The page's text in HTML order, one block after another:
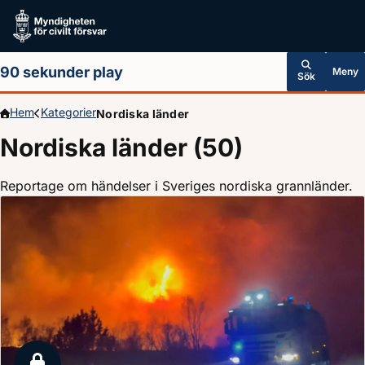
Hoppa till huvudinnehållet
90 sekunder play Sök Meny
Hem KategorierNordiska länder
Nordiska länder (50)
Reportage om händelser i Sveriges nordiska grannländer.